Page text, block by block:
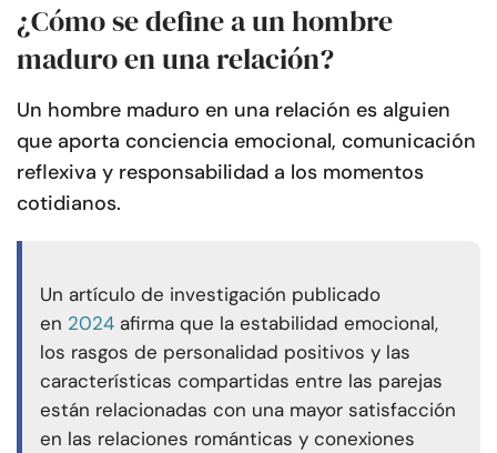
¿Cómo se define a un hombre
maduro en una relación?
Un hombre maduro en una relación es alguien
que aporta conciencia emocional, comunicación
reflexiva y responsabilidad a los momentos
cotidianos.
Un artículo de investigación publicado
en 2024 afirma que la estabilidad emocional,
los rasgos de personalidad positivos y las
características compartidas entre las parejas
están relacionadas con una mayor satisfacción
en las relaciones románticas y conexiones